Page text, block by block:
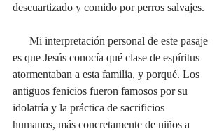
descuartizado y comido por perros salvajes.
es que Jesús conocía qué clase de espíritus
atormentaban a esta familia, y porqué. Los
antiguos fenicios fueron famosos por su
idolatría y la práctica de sacrificios
humanos, más concretamente de niños a